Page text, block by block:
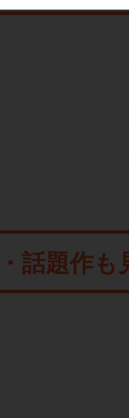
話題作も